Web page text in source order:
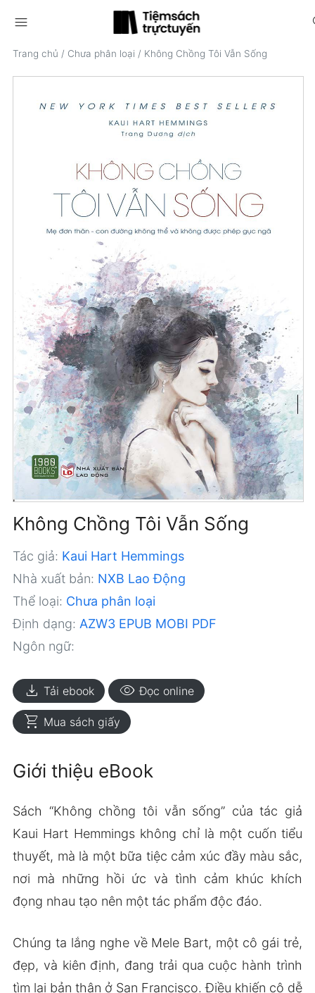
menu
Trang chủ / Chưa phân loại / Không Chồng Tôi Vẫn Sống
Không Chồng Tôi Vẫn Sống
Tác giả: Kaui Hart Hemmings
Nhà xuất bản: NXB Lao Động
Thể loại: Chưa phân loại
Định dạng: AZW3 EPUB MOBI PDF
Ngôn ngữ:
download Tải ebook visibility Đọc online
shopping_cart Mua sách giấy
Giới thiệu eBook
Sách “Không chồng tôi vẫn sống” của tác giả
Kaui Hart Hemmings không chỉ là một cuốn tiểu
thuyết, mà là một bữa tiệc cảm xúc đầy màu sắc,
nơi mà những hồi ức và tình cảm khúc khích
đọng nhau tạo nên một tác phẩm độc đáo.
Chúng ta lắng nghe về Mele Bart, một cô gái trẻ,
đẹp, và kiên định, đang trải qua cuộc hành trình
tìm lại bản thân ở San Francisco. Điều khiến cô dễ